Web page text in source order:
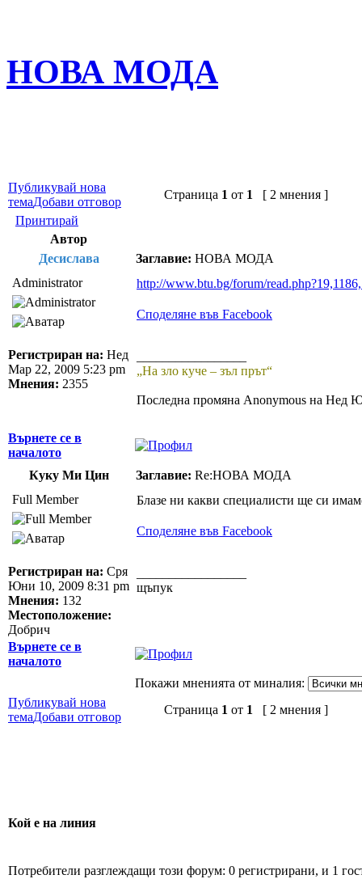
НОВА МОДА
Публикувай нова
темаДобави отговор
Страница 1 от 1
[ 2 мнения ]
Принтирай
Автор
Десислава
Заглавие: НОВА МОДА
Administrator
Регистриран на: Нед
Мар 22, 2009 5:23 pm
Мнения: 2355
http://www.btu.bg/forum/
Споделяне във Facebook
„На зло куче – зъл прът“
Последна промяна Anonymous на Нед
Върнете се в
началото
Куку Ми Цин
Заглавие: Re:НОВА МОДА
Full Member
Регистриран на: Сря
Юни 10, 2009 8:31 pm
Мнения: 132
Местоположение:
Добрич
Блазе ни какви специалисти ще си
Споделяне във Facebook
щъпук
Върнете се в
началото
Покажи мненията от миналия:
Публикувай нова
темаДобави отговор
Страница 1 от 1 [ 2 мнения ]
Кой е на линия
Потребители разглеждащи този форум: 0 регистрирани, и 1